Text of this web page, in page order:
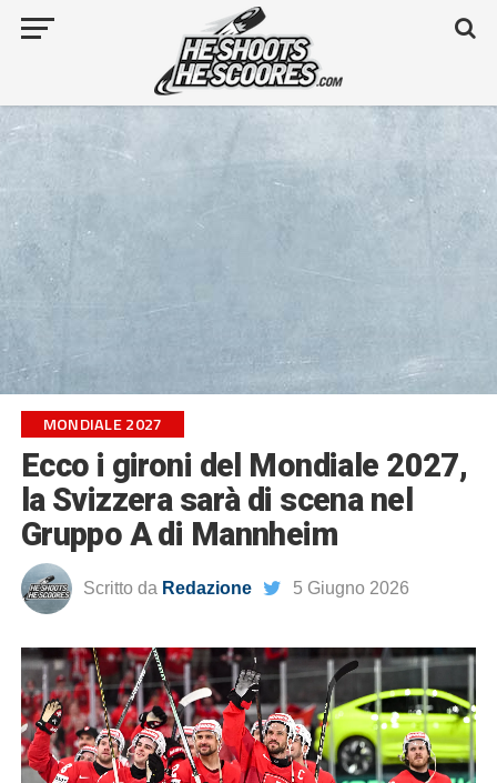
MONDIALE 2027
Ecco i gironi del Mondiale 2027,
la Svizzera sarà di scena nel
Gruppo A di Mannheim
Scritto da Redazione 5 Giugno 2026